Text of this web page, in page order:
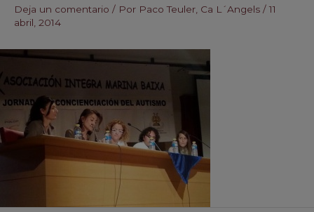
Deja un comentario / Por Paco Teuler, Ca L´Angels / 11
abril, 2014